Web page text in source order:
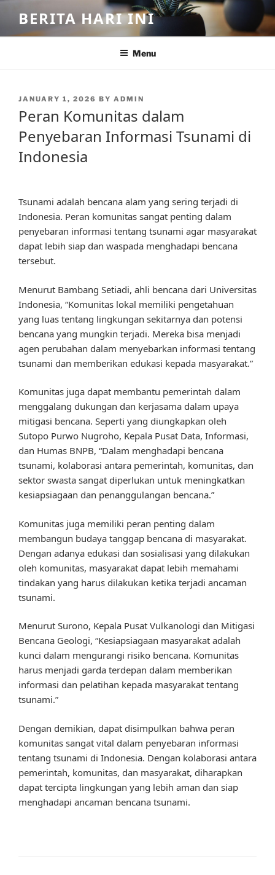
content
BERITA HARI INI
Menu
POSTED
JANUARY 1, 2026 BY ADMIN
Peran Komunitas dalam
Penyebaran Informasi Tsunami di
Indonesia
Tsunami adalah bencana alam yang sering terjadi di
Indonesia. Peran komunitas sangat penting dalam
penyebaran informasi tentang tsunami agar masyarakat
dapat lebih siap dan waspada menghadapi bencana
tersebut.
Menurut Bambang Setiadi, ahli bencana dari Universitas
Indonesia, “Komunitas lokal memiliki pengetahuan
yang luas tentang lingkungan sekitarnya dan potensi
bencana yang mungkin terjadi. Mereka bisa menjadi
agen perubahan dalam menyebarkan informasi tentang
tsunami dan memberikan edukasi kepada masyarakat.”
Komunitas juga dapat membantu pemerintah dalam
menggalang dukungan dan kerjasama dalam upaya
mitigasi bencana. Seperti yang diungkapkan oleh
Sutopo Purwo Nugroho, Kepala Pusat Data, Informasi,
dan Humas BNPB, “Dalam menghadapi bencana
tsunami, kolaborasi antara pemerintah, komunitas, dan
sektor swasta sangat diperlukan untuk meningkatkan
kesiapsiagaan dan penanggulangan bencana.”
Komunitas juga memiliki peran penting dalam
membangun budaya tanggap bencana di masyarakat.
Dengan adanya edukasi dan sosialisasi yang dilakukan
oleh komunitas, masyarakat dapat lebih memahami
tindakan yang harus dilakukan ketika terjadi ancaman
tsunami.
Menurut Surono, Kepala Pusat Vulkanologi dan Mitigasi
Bencana Geologi, “Kesiapsiagaan masyarakat adalah
kunci dalam mengurangi risiko bencana. Komunitas
harus menjadi garda terdepan dalam memberikan
informasi dan pelatihan kepada masyarakat tentang
tsunami.”
Dengan demikian, dapat disimpulkan bahwa peran
komunitas sangat vital dalam penyebaran informasi
tentang tsunami di Indonesia. Dengan kolaborasi antara
pemerintah, komunitas, dan masyarakat, diharapkan
dapat tercipta lingkungan yang lebih aman dan siap
menghadapi ancaman bencana tsunami.